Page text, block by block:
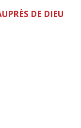
DE DIEU